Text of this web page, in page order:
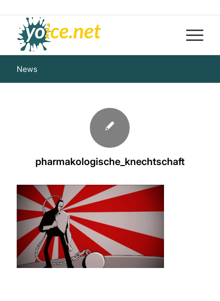
News
pharmakologische_knechtschaft